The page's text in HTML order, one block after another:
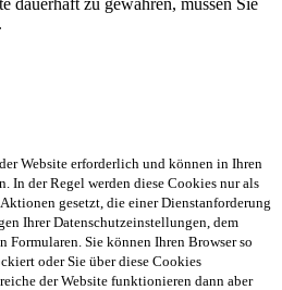
dauerhaft zu gewähren, müssen Sie
Website erforderlich und können in Ihren
In der Regel werden diese Cookies nur als
gesetzt, die einer Dienstanforderung
Ihrer Datenschutzeinstellungen, dem
Formularen. Sie können Ihren Browser so
oder Sie über diese Cookies
der Website funktionieren dann aber